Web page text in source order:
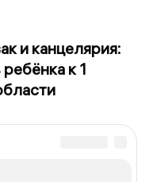
и канцелярия:
к 1